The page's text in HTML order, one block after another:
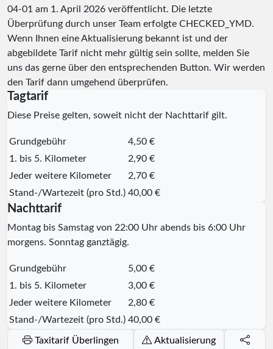
04-01 am 1. April 2026 veröffentlicht. Die letzte
Überprüfung durch unser Team erfolgte CHECKED_YMD.
Wenn Ihnen eine Aktualisierung bekannt ist und der
abgebildete Tarif nicht mehr gültig sein sollte, melden Sie
uns das gerne über den entsprechenden Button. Wir werden
den Tarif dann umgehend überprüfen.
Tagtarif
Diese Preise gelten, soweit nicht der Nachttarif gilt.
Grundgebühr
4,50 €
1. bis 5. Kilometer
2,90 €
Jeder weitere Kilometer
2,70 €
Stand-/Wartezeit (pro Std.) 40,00 €
Nachttarif
Montag bis Samstag von 22:00 Uhr abends bis 6:00 Uhr
morgens. Sonntag ganztägig.
Grundgebühr
5,00 €
1. bis 5. Kilometer
3,00 €
Jeder weitere Kilometer
2,80 €
Stand-/Wartezeit (pro Std.) 40,00 €
Taxitarif Überlingen
Aktualisierung